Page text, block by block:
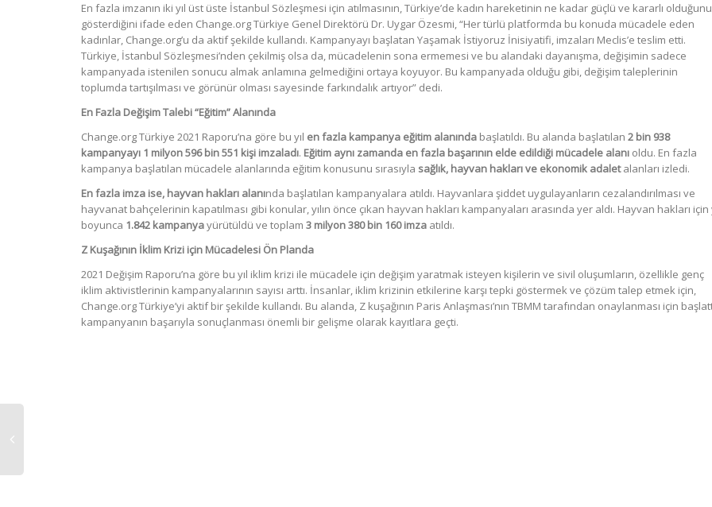
En fazla imzanın iki yıl üst üste İstanbul Sözleşmesi için atılmasının, Türkiye’de kadın hareketinin ne kadar güçlü ve kararlı olduğunu
gösterdiğini ifade eden Change.org Türkiye Genel Direktörü Dr. Uygar Özesmi, “Her türlü platformda bu konuda mücadele eden
kadınlar, Change.org’u da aktif şekilde kullandı. Kampanyayı başlatan Yaşamak İstiyoruz İnisiyatifi, imzaları Meclis’e teslim etti.
Türkiye, İstanbul Sözleşmesi’nden çekilmiş olsa da, mücadelenin sona ermemesi ve bu alandaki dayanışma, değişimin sadece
kampanyada istenilen sonucu almak anlamına gelmediğini ortaya koyuyor. Bu kampanyada olduğu gibi, değişim taleplerinin
toplumda tartışılması ve görünür olması sayesinde farkındalık artıyor” dedi.
En Fazla Değişim Talebi “Eğitim” Alanında
Change.org Türkiye 2021 Raporu’na göre bu yıl en fazla kampanya eğitim alanında başlatıldı. Bu alanda başlatılan 2 bin 938
kampanyayı 1 milyon 596 bin 551 kişi imzaladı. Eğitim aynı zamanda en fazla başarının elde edildiği mücadele alanı oldu. En fazla
kampanya başlatılan mücadele alanlarında eğitim konusunu sırasıyla sağlık, hayvan hakları ve ekonomik adaletalanları izledi.
En fazla imza ise, hayvan hakları alanında başlatılan kampanyalara atıldı. Hayvanlara şiddet uygulayanların cezalandırılması ve
hayvanat bahçelerinin kapatılması gibi konular, yılın önce çıkan hayvan hakları kampanyaları arasında yer aldı. Hayvan hakları için
boyunca 1.842 kampanyayürütüldü ve toplam 3 milyon 380 bin 160 imza atıldı.
Z Kuşağının İklim Krizi için Mücadelesi Ön Planda
2021 Değişim Raporu’na göre bu yıl iklim krizi ile mücadele için değişim yaratmak isteyen kişilerin ve sivil oluşumların, özellikle genç
iklim aktivistlerinin kampanyalarının sayısı arttı. İnsanlar, iklim krizinin etkilerine karşı tepki göstermek ve çözüm talep etmek için,
Change.org Türkiye’yi aktif bir şekilde kullandı. Bu alanda, Z kuşağının Paris Anlaşması’nın TBMM tarafından onaylanması için
kampanyanın başarıyla sonuçlanması önemli bir gelişme olarak kayıtlara geçti.